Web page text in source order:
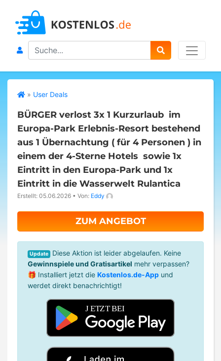
Search
» User Deals
BÜRGER verlost 3x 1 Kurzurlaub im
Europa-Park Erlebnis-Resort bestehend
aus 1 Übernachtung ( für 4 Personen ) in
einem der 4-Sterne Hotels sowie 1x
Eintritt in den Europa-Park und 1x
Eintritt in die Wasserwelt Rulantica
Erstellt: 05.06.2026 • Von: Eddy
ZUM ANGEBOT
Update
Diese Aktion ist leider abgelaufen. Keine
Gewinnspiele und Gratisartikel mehr verpassen?
🎁 Installiert jetzt die Kostenlos.de-App und
werdet direkt benachrichtigt!